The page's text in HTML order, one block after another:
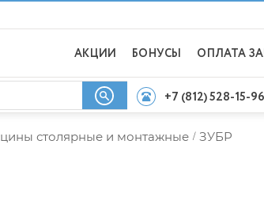
АКЦИИ БОНУСЫ ОПЛАТА
+7 (812) 528-15-96
столярные и монтажные / ЗУБР